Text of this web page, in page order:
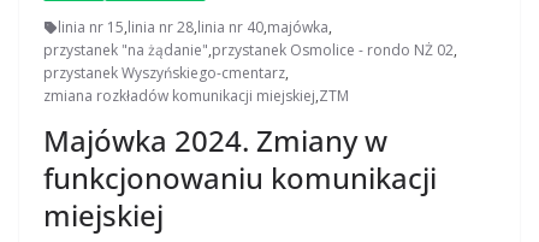
linia nr 15,linia nr 28,linia nr 40,majówka,
przystanek "na żądanie",przystanek Osmolice - rondo NŻ 02,
przystanek Wyszyńskiego-cmentarz,
zmiana rozkładów komunikacji miejskiej,ZTM
Majówka 2024. Zmiany w
funkcjonowaniu komunikacji
miejskiej